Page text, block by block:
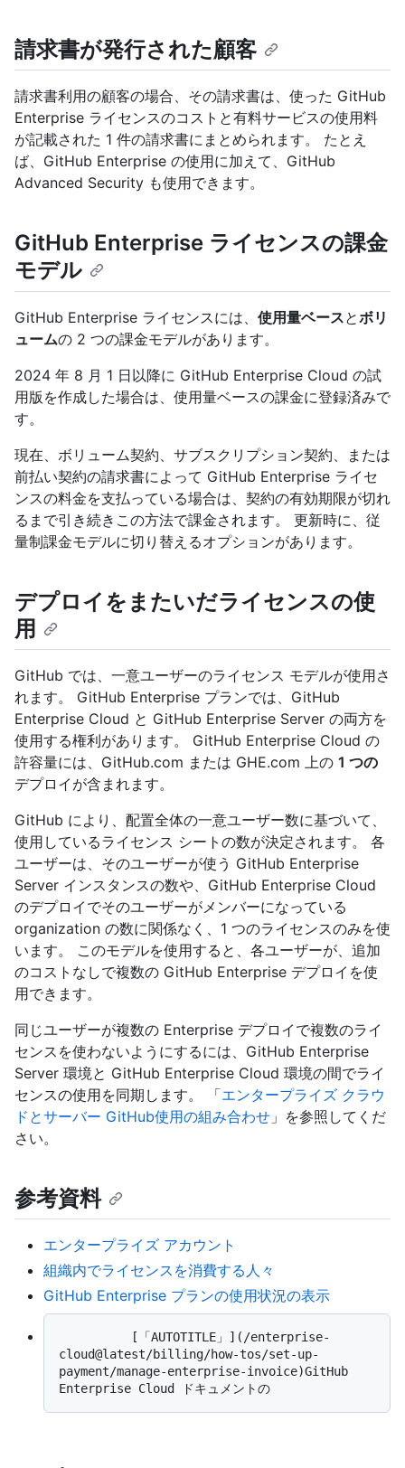
請求書が発行された顧客
請求書利用の顧客の場合、その請求書は、使った GitHub
Enterprise ライセンスのコストと有料サービスの使用料
が記載された 1 件の請求書にまとめられます。 たとえ
ば、GitHub Enterprise の使用に加えて、GitHub
Advanced Security も使用できます。
GitHub Enterprise ライセンスの課金
モデル
GitHub Enterprise ライセンスには、 使用量ベースとボリ
ュームの 2 つの課金モデルがあります。
2024 年 8 月 1 日以降に GitHub Enterprise Cloud の試
用版を作成した場合は、使用量ベースの課金に登録済みで
す。
現在、ボリューム契約、サブスクリプション契約、または
前払い契約の請求書によって GitHub Enterprise ライセ
ンスの料金を支払っている場合は、契約の有効期限が切れ
るまで引き続きこの方法で課金されます。 更新時に、従
量制課金モデルに切り替えるオプションがあります。
デプロイをまたいだライセンスの使
用
GitHub では、一意ユーザーのライセンス モデルが使用さ
れます。 GitHub Enterprise プランでは、GitHub
Enterprise Cloud と GitHub Enterprise Server の両方を
使用する権利があります。 GitHub Enterprise Cloud の
許容量には、GitHub.com または GHE.com 上の 1 つの
デプロイが含まれます。
GitHub により、配置全体の一意ユーザー数に基づいて、
使用しているライセンス シートの数が決定されます。 各
ユーザーは、そのユーザーが使う GitHub Enterprise
Server インスタンスの数や、GitHub Enterprise Cloud
のデプロイでそのユーザーがメンバーになっている
organization の数に関係なく、1 つのライセンスのみを使
います。 このモデルを使用すると、各ユーザーが、追加
のコストなしで複数の GitHub Enterprise デプロイを使
用できます。
同じユーザーが複数の Enterprise デプロイで複数のライ
センスを使わないようにするには、GitHub Enterprise
Server 環境と GitHub Enterprise Cloud 環境の間でライ
センスの使用を同期します。 「エンタープライズ クラウ
ドとサーバー GitHub使用の組み合わせ 」を参照してくだ
さい。
参考資料
エンタープライズ アカウント
組織内でライセンスを消費する人々
GitHub Enterprise プランの使用状況の表示
cloud@latest/billing/how-tos/set-up-
payment/manage-enterprise-invoice)GitHub